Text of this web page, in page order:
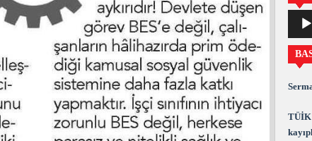
oynatıcı
TÜİK